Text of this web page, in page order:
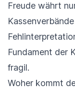
Freude währt
Fundament der
fragil.
Woher kommt